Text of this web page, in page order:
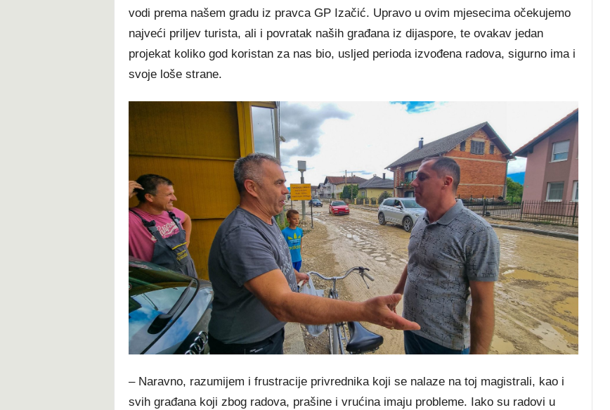
vodi prema našem gradu iz pravca GP Izačić. Upravo u ovim mjesecima očekujemo
najveći priljev turista, ali i povratak naših građana iz dijaspore, te ovakav jedan
projekat koliko god koristan za nas bio, usljed perioda izvođena radova, sigurno ima i
svoje loše strane.
– Naravno, razumijem i frustracije privrednika koji se nalaze na toj magistrali, kao i
svih građana koji zbog radova, prašine i vrućina imaju probleme. Iako su radovi u